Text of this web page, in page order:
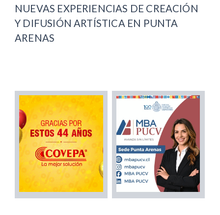
NUEVAS EXPERIENCIAS DE CREACIÓN
Y DIFUSIÓN ARTÍSTICA EN PUNTA
ARENAS